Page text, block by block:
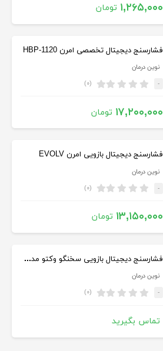
۱,۲۶۵,۰۰۰ تومان
فشارسنج دیجیتال تخصصی امرن HBP-1120
نوین درمان
- (۰)
۱۷,۲۰۰,۰۰۰ تومان
فشارسنج دیجیتال بازویی امرن EVOLV
نوین درمان
- (۰)
۱۳,۱۵۰,۰۰۰ تومان
فشارسنج دیجیتال بازویی سخنگو وکتو مدل Ld-537
نوین درمان
- (۰)
تماس بگیرید